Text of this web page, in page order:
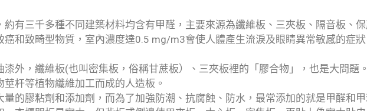
有三千多種不同建築材料均含有甲醛，主要來源為纖維板、三夾板、隔音板、
癌和致畸型物質，室內濃度達0.5 mg/m3會使人體產生流淚及眼睛異常敏感的症
外，纖維板(也叫密集板，俗稱甘蔗板）、三夾板裡的「膠合物」，也是大問題
杆等植物纖維加工而成的人造板。
的膠粘劑和添加劑，而為了加強防潮、抗腐蝕、防水，最常添加的就是甲醛和